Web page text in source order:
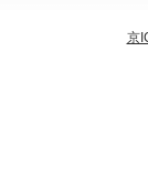
京